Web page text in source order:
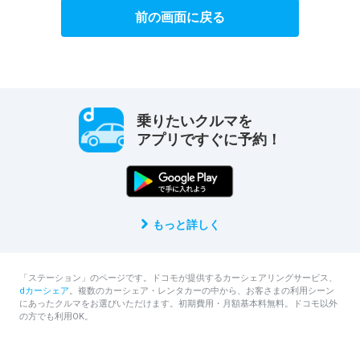
前の画面に戻る
乗りたいクルマを
アプリですぐに予約！
もっと詳しく
「ステーション」のページです。ドコモが提供するカーシェアリングサービス、
dカーシェア。複数のカーシェア・レンタカーの中から、お客さまの利用シーン
にあったクルマをお選びいただけます。初期費用・月額基本料無料。ドコモ以外
の方でも利用OK。